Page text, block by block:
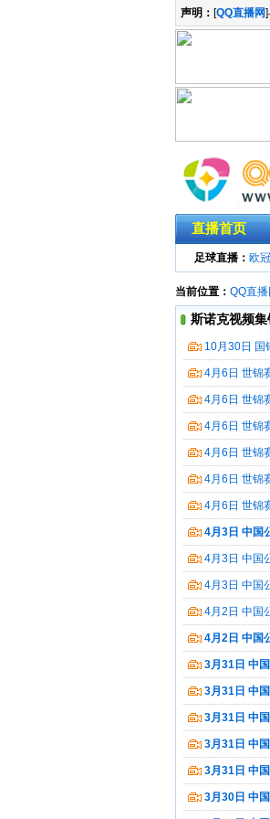
声明： [QQ直播网
直播首页
足球直播： 欧
当前位置： QQ直播
斯诺克视频集
10月30日 国
4月6日 世锦
4月6日 世锦
4月6日 世锦
4月6日 世锦
4月6日 世锦
4月6日 世锦
4月3日 中国
4月3日 中国
4月3日 中国
4月2日 中国
4月2日 中国
3月31日 中
3月31日 中
3月31日 中
3月31日 中
3月31日 中
3月30日 中